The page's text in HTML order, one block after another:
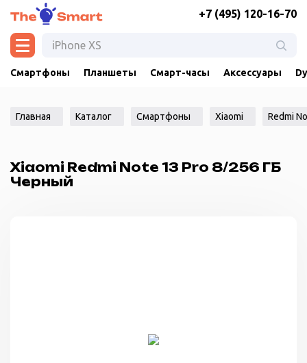
+7 (495) 120-16-70
Смартфоны Планшеты Смарт-часы Аксессуары
Главная Каталог Смартфоны Xiaomi Redmi
Xiaomi Redmi Note 13 Pro 8/256 ГБ
Черный